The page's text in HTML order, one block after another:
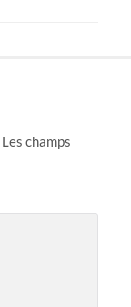
Les champs